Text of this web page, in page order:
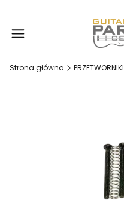
Strona główna PRZETWORNIKI